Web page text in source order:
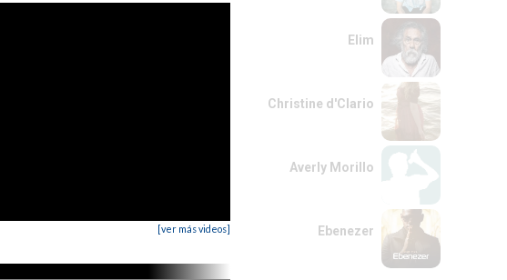
[ver más videos]
Elim
Christine d'Clario
Averly Morillo
Ebenezer